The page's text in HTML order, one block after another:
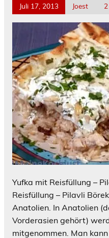
Juli 17, 2013 Joest
Yufka mit Reisfüllung –
Reisfüllung – Pilavli
Anatolien. In Anatolien
Vorderasien gehört)
mitgenommen. Man